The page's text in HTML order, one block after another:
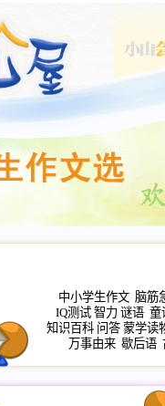
中小学生作文 脑筋
IQ测试 智力 谜语 童
知识百科 问答 蒙学读
万事由来 歇后语